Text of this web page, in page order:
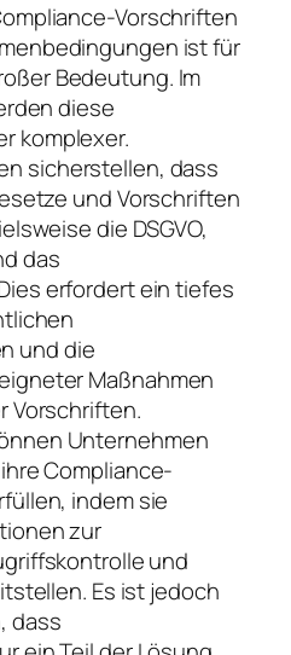
Vorschriften
ist für
Bedeutung. Im
diese
komplexer.
sicherstellen, dass
und Vorschriften
die DSGVO,
das
erfordert ein tiefes
und die
Maßnahmen
Vorschriften.
Unternehmen
Compliance-
indem sie
zur
und
Es ist jedoch
dass